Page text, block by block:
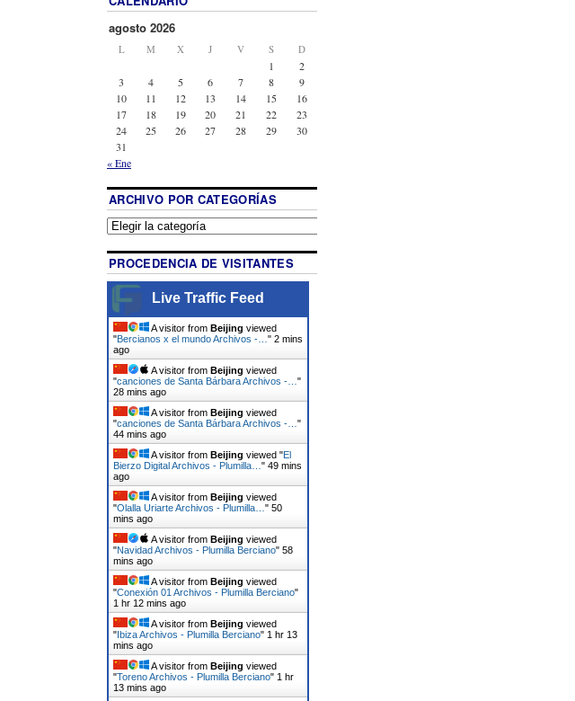
agosto 2026
L M X J V S D
1
2
3
4 5 6 7 8
9
10
11 12 13 14 15
16
17
18 19 20 21 22
23
24
25 26 27 28 29
30
31
« Ene
ARCHIVO POR CATEGORÍAS
PROCEDENCIA DE VISITANTES
Live Traffic Feed
A visitor from Beijing viewed
"Bercianos x el mundo Archivos -… " 2 mins
ago
A visitor from Beijing viewed
"canciones de Santa Bárbara Archivos -… "
28 mins ago
A visitor from Beijing viewed
"canciones de Santa Bárbara Archivos -… "
44 mins ago
A visitor from Beijing viewed "El
Bierzo Digital Archivos - Plumilla… " 49 mins
ago
A visitor from Beijing viewed
"Olalla Uriarte Archivos - Plumilla… " 50
mins ago
A visitor from Beijing viewed
"Navidad Archivos - Plumilla Berciano" 58
mins ago
A visitor from Beijing viewed
"Conexión 01 Archivos - Plumilla Berciano"
1 hr 12 mins ago
A visitor from Beijing viewed
"Ibiza Archivos - Plumilla Berciano" 1 hr 13
mins ago
A visitor from Beijing viewed
"Toreno Archivos - Plumilla Berciano" 1 hr
13 mins ago